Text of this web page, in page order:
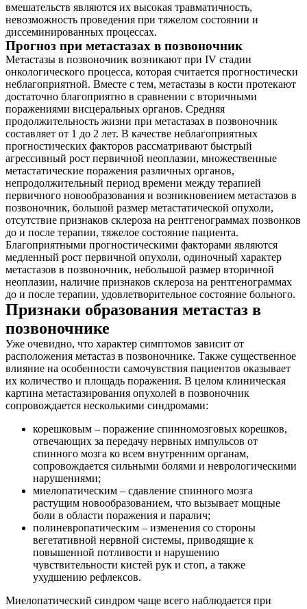
вмешательств являются их высокая травматичность,
невозможность проведения при тяжелом состоянии и
диссеминированных процессах.
Прогноз при метастазах в позвоночник
Метастазы в позвоночник возникают при IV стадии
онкологического процесса, которая считается прогностически
неблагоприятной. Вместе с тем, метастазы в кости протекают
достаточно благоприятно в сравнении с вторичными
поражениями висцеральных органов. Средняя
продолжительность жизни при метастазах в позвоночник
составляет от 1 до 2 лет. В качестве неблагоприятных
прогностических факторов рассматривают быстрый
агрессивный рост первичной неоплазии, множественные
метастатические поражения различных органов,
непродолжительный период времени между терапией
первичного новообразования и возникновением метастазов в
позвоночник, большой размер метастатической опухоли,
отсутствие признаков склероза на рентгенограммах позвонков
до и после терапии, тяжелое состояние пациента.
Благоприятными прогностическими факторами являются
медленный рост первичной опухоли, одиночный характер
метастазов в позвоночник, небольшой размер вторичной
неоплазии, наличие признаков склероза на рентгенограммах
до и после терапии, удовлетворительное состояние больного.
Признаки образования метастаз в
позвоночнике
Уже очевидно, что характер симптомов зависит от
расположения метастаз в позвоночнике. Также существенное
влияние на особенности самочувствия пациентов оказывает
их количество и площадь поражения. В целом клиническая
картина метастазирования опухолей в позвоночник
сопровождается несколькими синдромами:
корешковым – поражение спинномозговых корешков,
отвечающих за передачу нервных импульсов от
спинного мозга ко всем внутренним органам,
сопровождается сильными болями и неврологическими
нарушениями;
миелопатическим – сдавление спинного мозга
растущим новообразованием, что вызывает мощные
боли в области поражения и паралич;
полиневропатическим – изменения со стороны
вегетативной нервной системы, приводящие к
повышенной потливости и нарушению
чувствительности кистей рук и стоп, а также
ухудшению рефлексов.
Миелопатический синдром чаще всего наблюдается при